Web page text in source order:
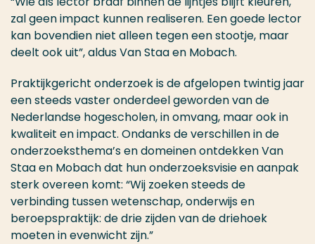
zal geen impact kunnen realiseren. Een goede lector
kan bovendien niet alleen tegen een stootje, maar
deelt ook uit”, aldus Van Staa en Mobach.
Praktijkgericht onderzoek is de afgelopen twintig jaar
een steeds vaster onderdeel geworden van de
Nederlandse hogescholen, in omvang, maar ook in
kwaliteit en impact. Ondanks de verschillen in de
onderzoeksthema’s en domeinen ontdekken Van
Staa en Mobach dat hun onderzoeksvisie en aanpak
sterk overeen komt: “Wij zoeken steeds de
verbinding tussen wetenschap, onderwijs en
beroepspraktijk: de drie zijden van de driehoek
moeten in evenwicht zijn.”